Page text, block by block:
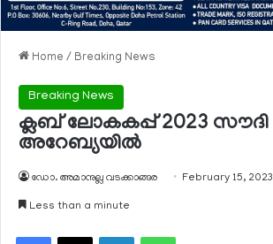
Home / Breaking News
Breaking News
ക്ലബ് ലോകകപ്പ് 2023 സൗദി
അറേബ്യയില്‍
ഡോ. അമാനുല്ല വടക്കാങ്ങര February 15, 2023
Less than a minute
Facebook
X LinkedInWhatsApp